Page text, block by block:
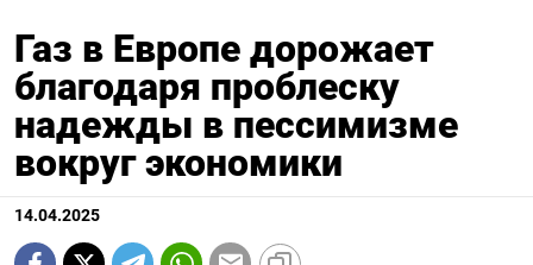
Газ в Европе дорожает
благодаря проблеску
надежды в пессимизме
вокруг экономики
14.04.2025